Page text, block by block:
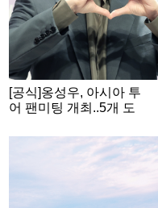
[공식]옹성우, 아시아 투
어 팬미팅 개최..5개 도